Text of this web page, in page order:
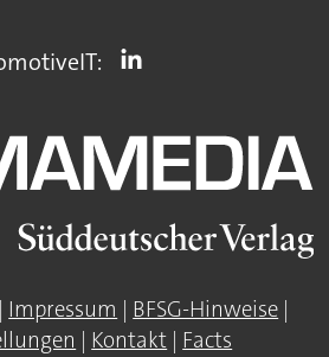
| Impressum | BFSG-Hinweise |
| Kontakt | Facts